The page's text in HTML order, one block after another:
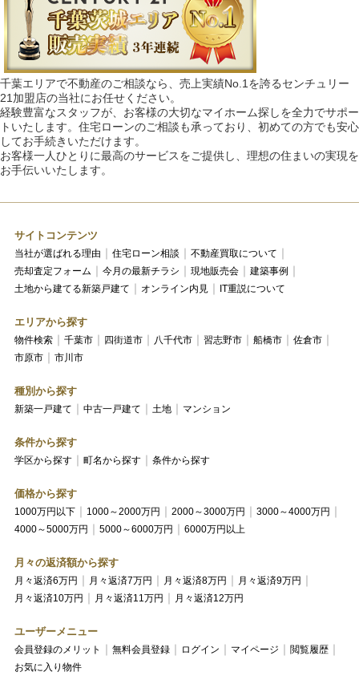
千葉エリアで不動産のご相談なら、売上実績No.1を誇るセンチュリー
21加盟店の当社にお任せください。
経験豊富なスタッフが、お客様の大切なマイホーム探しを全力でサポー
トいたします。住宅ローンのご相談も承っており、初めての方でも安心
してお手続きいただけます。
お客様一人ひとりに最高のサービスをご提供し、理想の住まいの実現を
お手伝いいたします。
サイトコンテンツ
当社が選ばれる理由 住宅ローン相談
不動産買取について
売却査定フォーム
今月の最新チラシ 現地販売会
建築事例
土地から建てる新築戸建て
オンライン内見 IT重説について
エリアから探す
物件検索 千葉市 四街道市 八千代市 習志野市 船橋市
佐倉市
市原市
市川市
種別から探す
新築一戸建て 中古一戸建て 土地 マンション
条件から探す
学区から探す 町名から探す 条件から探す
価格から探す
1000万円以下 1000～2000万円 2000～3000万円
3000～4000万円
4000～5000万円
5000～6000万円 6000万円以上
月々の返済額から探す
月々返済6万円 月々返済7万円 月々返済8万円
月々返済9万円
月々返済10万円
月々返済11万円 月々返済12万円
ユーザーメニュー
会員登録のメリット 無料会員登録 ログイン マイページ
閲覧履歴
お気に入り物件